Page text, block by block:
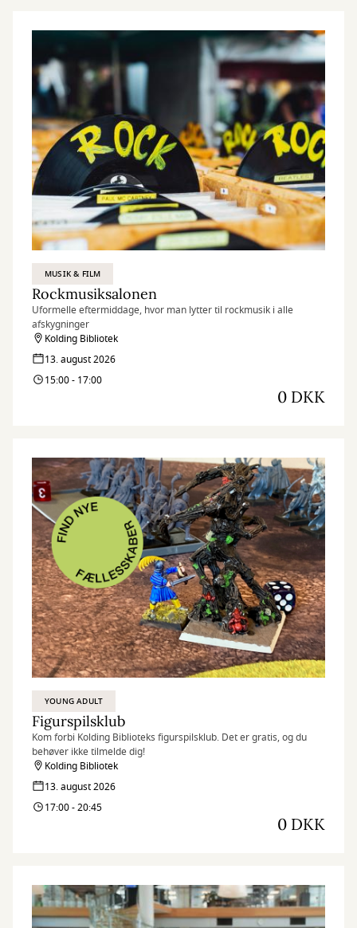
MUSIK & FILM
Rockmusiksalonen
Uformelle eftermiddage, hvor man lytter til rockmusik i alle
afskygninger
Kolding Bibliotek
13. august 2026
15:00 - 17:00
0 DKK
YOUNG ADULT
Figurspilsklub
Kom forbi Kolding Biblioteks figurspilsklub. Det er gratis, og du
behøver ikke tilmelde dig!
Kolding Bibliotek
13. august 2026
17:00 - 20:45
0 DKK